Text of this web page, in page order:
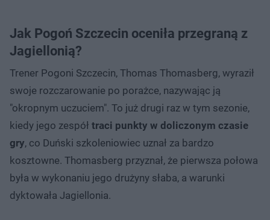
Jak Pogoń Szczecin oceniła przegraną z
Jagiellonią?
Trener Pogoni Szczecin, Thomas Thomasberg, wyraził
swoje rozczarowanie po porażce, nazywając ją
"okropnym uczuciem". To już drugi raz w tym sezonie,
kiedy jego zespół traci punkty w doliczonym czasie
gry, co Duński szkoleniowiec uznał za bardzo
kosztowne. Thomasberg przyznał, że pierwsza połowa
była w wykonaniu jego drużyny słaba, a warunki
dyktowała Jagiellonia.